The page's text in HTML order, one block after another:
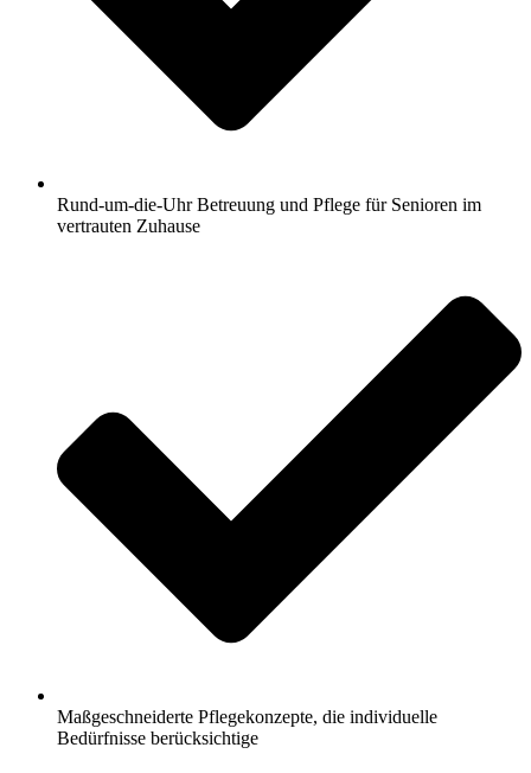
Rund-um-die-Uhr Betreuung und Pflege für Senioren im
vertrauten Zuhause
Maßgeschneiderte Pflegekonzepte, die individuelle
Bedürfnisse berücksichtige